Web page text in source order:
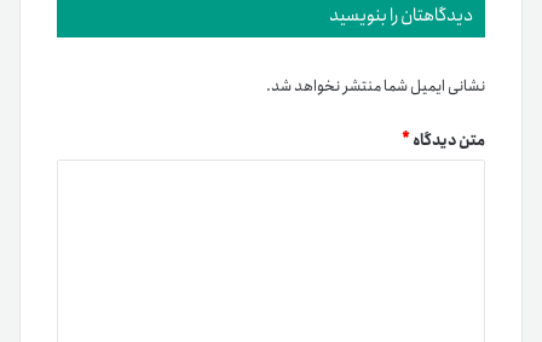
دیدگاهتان را بنویسید
نشانی ایمیل شما منتشر نخواهد شد.
متن دیدگاه*